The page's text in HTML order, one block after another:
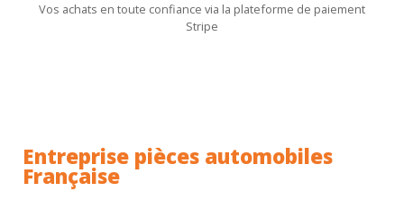
Vos achats en toute confiance via la plateforme de paiement
Stripe
Entreprise pièces automobiles
Française